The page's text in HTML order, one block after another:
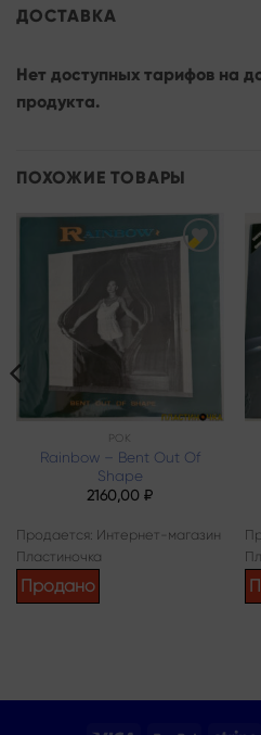
ДОСТАВКА
Нет доступных тарифов на
продукта.
ПОХОЖИЕ ТОВАРЫ
РОК
Rainbow – Bent Out Of
Shape
2160,00₽
Продается: Интернет-магазин
Пластиночка
Продано